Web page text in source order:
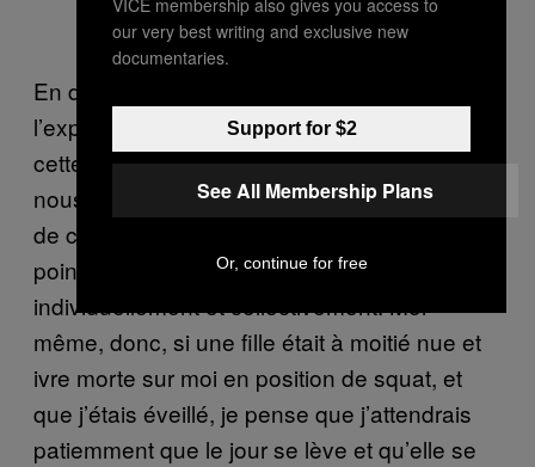
En d’autres circonstances, je dirais que
l’explication correcte est la première, mais
cette scène a eu lieu au Royaume-Uni, où
nous sommes infiniment polis et incapables
de causer le moindre dérangement, à un
point tel que c’est néfaste pour la société,
individuellement et collectivement. Moi-
même, donc, si une fille était à moitié nue et
ivre morte sur moi en position de squat, et
que j’étais éveillé, je pense que j’attendrais
patiemment que le jour se lève et qu’elle se
our very best writing and exclusive new
documentaries.
Support for $2
See All Membership Plans
Or, continue for free